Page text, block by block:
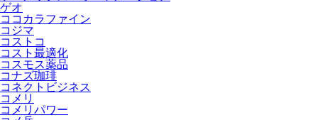
ゲオ
ココカラファイン
コジマ
コストコ
コスト最適化
コスモス薬品
コナズ珈琲
コネクトビジネス
コメリ
コメリパワー